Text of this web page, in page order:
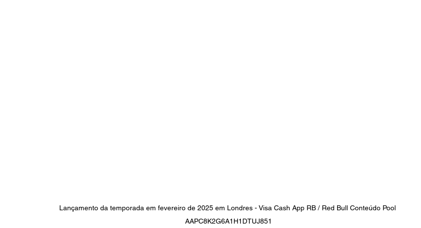
Lançamento da temporada em fevereiro de 2025 em Londres - Visa Cash App RB / Red Bull Conteúdo Pool
AAPC8K2G6A1H1DTUJ851